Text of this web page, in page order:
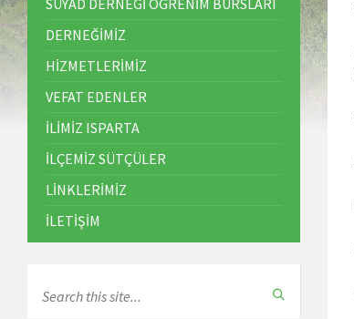
DERNEĞİMİZ
HİZMETLERİMİZ
VEFAT EDENLER
İLİMİZ ISPARTA
İLÇEMİZ SÜTÇÜLER
LİNKLERİMİZ
İLETİŞİM